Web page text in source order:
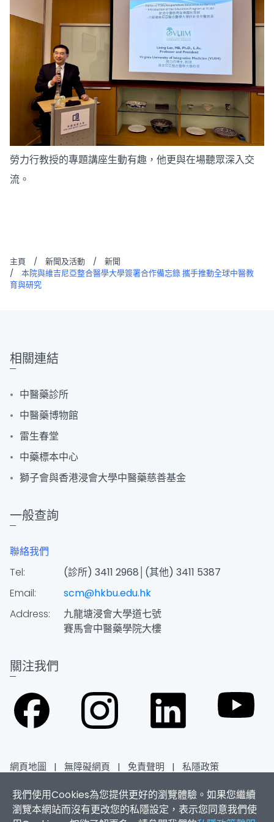
勞力行教授的專題講座生動有趣，他更與在場聽眾深入交
流。
主頁 / 新聞及活動 /
新聞
/
本院與維吉尼亞整合醫學大學簽署合作備忘錄 攜手推動全球中醫教
育與研究
我們使用Cookies為您提供更好的瀏覽體驗。如果您繼續
瀏覽本網站而沒有更改您的私隱設定，表示您同意我們使
相關連結
中醫藥診所
中醫藥博物館
雷生春堂
中藥標本中心
獅子會與香港浸會大學中醫藥慈善基金
一般查詢
聯絡我們
Tel:
(診所) 3411 2968│(其他) 3411 5387
Email:
scm@hkbu.edu.hk
Address:
九龍塘浸會大學道七號
賽馬會中醫藥學院大樓
關注我們
網頁地圖 | 無障礙網頁 | 免責聲明 | 私隱政策
2026香港浸會大學 版權所有